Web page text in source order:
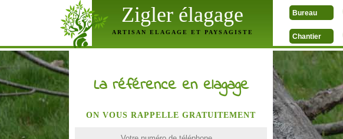
Zigler élagage
ARTISAN ELAGAGE ET PAYSAGISTE
Bureau
Chantier
La référence en elagage
ON VOUS RAPPELLE GRATUITEMENT